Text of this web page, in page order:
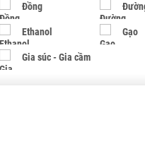
Đồng
Ethanol Gạo
Gia súc - Gia cầm